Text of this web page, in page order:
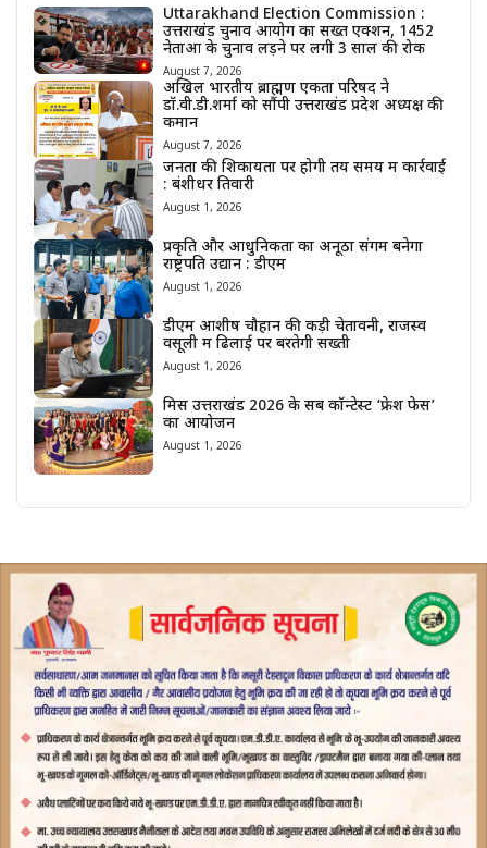
Uttarakhand Election Commission :
उत्तराखंड चुनाव आयोग का सख्त एक्शन, 1452
नेताओं के चुनाव लड़ने पर लगी 3 साल की रोक
August 7, 2026
अखिल भारतीय ब्राह्मण एकता परिषद ने
डॉ.वी.डी.शर्मा को सौंपी उत्तराखंड प्रदेश अध्यक्ष की
कमान
August 7, 2026
जनता की शिकायतों पर होगी तय समय में कार्रवाई
: बंशीधर तिवारी
August 1, 2026
प्रकृति और आधुनिकता का अनूठा संगम बनेगा
राष्ट्रपति उद्यान : डीएम
August 1, 2026
डीएम आशीष चौहान की कड़ी चेतावनी, राजस्व
वसूली में ढिलाई पर बरतेगी सख्ती
August 1, 2026
मिस उत्तराखंड 2026 के सब कॉन्टेस्ट ‘फ्रेश फेस’
का आयोजन
August 1, 2026